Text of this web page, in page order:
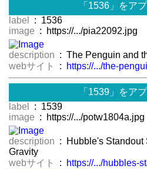
「1536」をア
label
: 1536
image : https://.../pia22092.jpg
description : The Penguin and
webサイト
: https://.../the-
「1539」をア
label
: 1539
image : https://.../potw1804a.jpg
description : Hubble's Standout
Gravity
webサイト
:
https://.../hubbles-